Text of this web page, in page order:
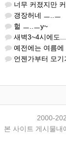
너무 커졌지만
갱장허네 ㅡ..ㅡ
헐 ㅡ..ㅡy~
새벽3~4시에도
예전에는 여름에 모기
언젠가부터 모기
2000-
본 사이트 게시물내